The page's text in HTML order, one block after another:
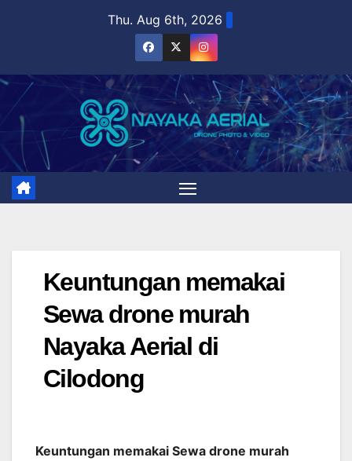
Thu. Aug 6th, 2026
Keuntungan memakai
Sewa drone murah
Nayaka Aerial di
Cilodong
Keuntungan memakai Sewa drone murah